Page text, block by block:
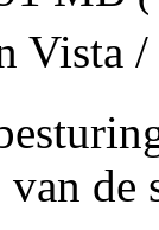
Vista
van de